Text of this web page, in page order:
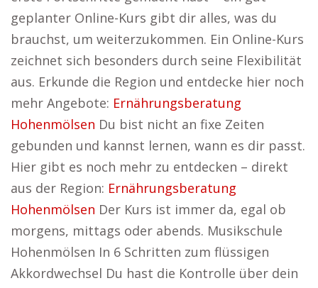
geplanter Online-Kurs gibt dir alles, was du
brauchst, um weiterzukommen. Ein Online-Kurs
zeichnet sich besonders durch seine Flexibilität
aus. Erkunde die Region und entdecke hier noch
mehr Angebote: Ernährungsberatung
Hohenmölsen Du bist nicht an fixe Zeiten
gebunden und kannst lernen, wann es dir passt.
Hier gibt es noch mehr zu entdecken – direkt
aus der Region: Ernährungsberatung
Hohenmölsen Der Kurs ist immer da, egal ob
morgens, mittags oder abends. Musikschule
Hohenmölsen In 6 Schritten zum flüssigen
Akkordwechsel Du hast die Kontrolle über dein